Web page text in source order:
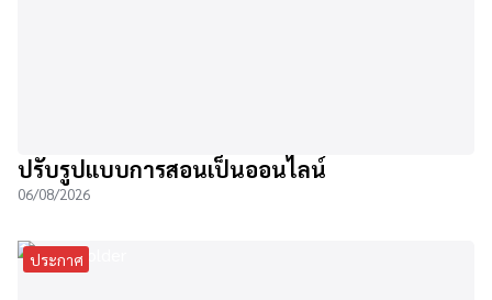
ปรับรูปแบบการสอนเป็นออนไลน์
06/08/2026
ประกาศ